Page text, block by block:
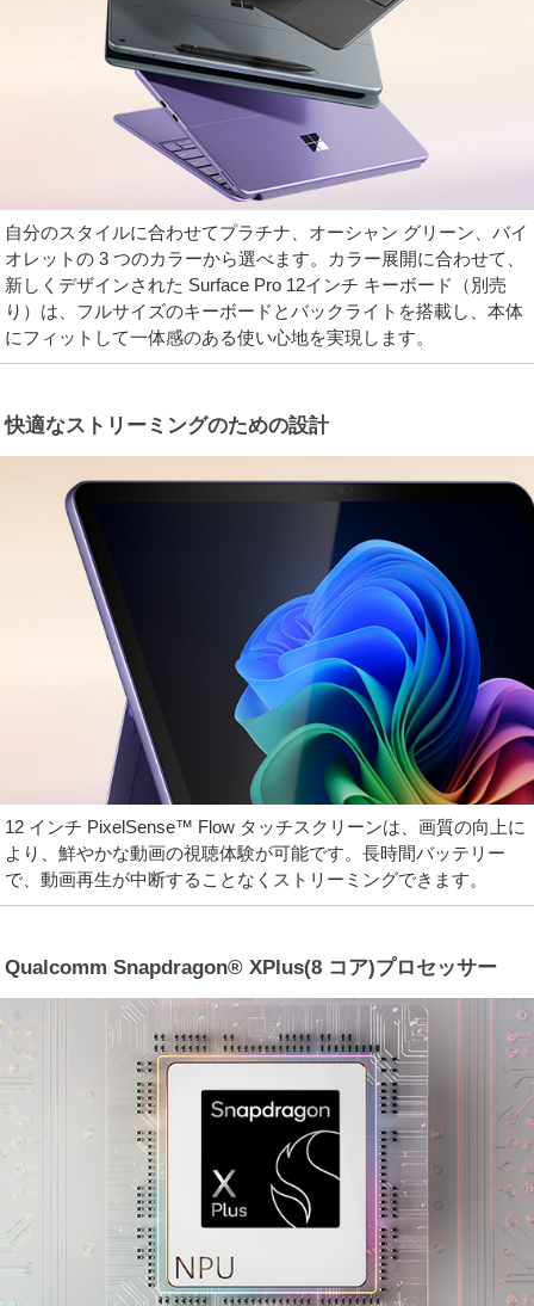
自分のスタイルに合わせてプラチナ、オーシャン グリーン、バイ
オレットの 3 つのカラーから選べます。カラー展開に合わせて、
新しくデザインされた Surface Pro 12インチ キーボード（別売
り）は、フルサイズのキーボードとバックライトを搭載し、本体
にフィットして一体感のある使い心地を実現します。
快適なストリーミングのための設計
12 インチ PixelSense™ Flow タッチスクリーンは、画質の向上に
より、鮮やかな動画の視聴体験が可能です。長時間バッテリー
で、動画再生が中断することなくストリーミングできます。
Qualcomm Snapdragon® XPlus(8 コア)プロセッサー